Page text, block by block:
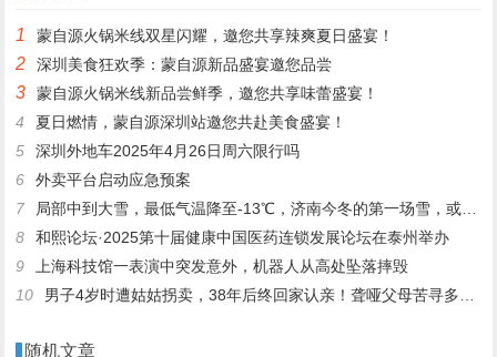
1 蒙自源火锅米线双星闪耀，邀您共享辣爽夏日盛宴！
2 深圳美食狂欢季：蒙自源新品盛宴邀您品尝
3
蒙自源火锅米线新品尝鲜季，邀您共享味蕾盛宴！
4
夏日燃情，蒙自源深圳站邀您共赴美食盛宴！
5
深圳外地车2025年4月26日周六限行吗
6
外卖平台启动应急预案
7
局部中到大雪，最低气温降至-13℃，济南今冬的第一场雪，或跟去年同一时间！
8
和熙论坛·2025第十届健康中国医药连锁发展论坛在泰州举办
9
上海科技馆一表演中突发意外，机器人从高处坠落摔毁
10
男子4岁时遭姑姑拐卖，38年后终回家认亲！聋哑父母苦寻多年，母亲已抱憾离世丨红星寻人
随机文章